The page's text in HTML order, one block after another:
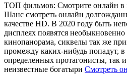
ТОП фильмов: Смотрите онлайн в
Шанс смотреть онлайн
качестве HD. В 2020 году быть
дисплеях появятся
кинопанорама, сиквелы так же
промежду каких-нибудь попадут,
определенных протагонисты, так
неизвестные богатыри Смотреть